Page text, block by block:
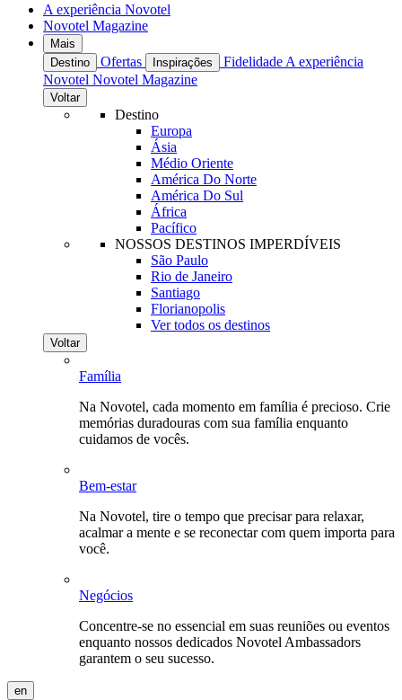
A experiência Novotel
Novotel Magazine
Mais
Destino
Ofertas Inspirações Fidelidade A experiência
Novotel Novotel Magazine
Voltar
Destino
Europa
Ásia
Médio Oriente
América Do Norte
América Do Sul
África
Pacífico
NOSSOS DESTINOS IMPERDÍVEIS
São Paulo
Rio de Janeiro
Santiago
Florianopolis
Ver todos os destinos
Voltar
Família
Na Novotel, cada momento em família é precioso. Crie
memórias duradouras com sua família enquanto
cuidamos de vocês.
Bem-estar
Na Novotel, tire o tempo que precisar para relaxar,
acalmar a mente e se reconectar com quem importa para
você.
Negócios
Concentre-se no essencial em suas reuniões ou eventos
enquanto nossos dedicados Novotel Ambassadors
garantem o seu sucesso.
en